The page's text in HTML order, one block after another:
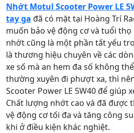
Nhớt Motul Scooter Power LE
tay ga đã có mặt tại Hoàng Trí
muốn bảo vệ động cơ và tuổi thọ
nhớt cũng là một phần tất yếu
là thương hiệu chuyên về các
xe số mà an hem đa số không
thường xuyên đi phượt xa, thì
Scooter Power LE 5W40 để giúp
Chất lượng nhớt cao và đã được
vệ động cơ tối đa và tăng công
khi ở điều kiện khác nghiệt.